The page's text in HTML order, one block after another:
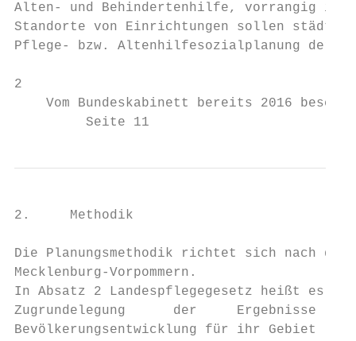
Alten- und Behindertenhilfe, vorrangig in
Standorte von Einrichtungen sollen
Pflege- bzw. Altenhilfesozialplanung der
2
Vom Bundeskabinett bereits 2016
Seite 11
2.     Methodik
Die Planungsmethodik richtet sich nach den
Mecklenburg-Vorpommern.
In Absatz 2 Landespflegegesetz heißt es
Zugrundelegung      der     Ergebnisse
Bevölkerungsentwicklung für ihr Gebiet